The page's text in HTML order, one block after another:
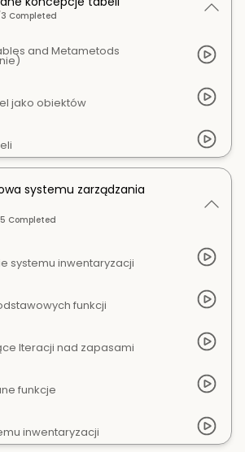
3 Completed
and Metametods
jako obiektów
systemu zarządzania
5 Completed
systemu inwentaryzacji
funkcji
Iteracji nad zapasami
funkcje
inwentaryzacji